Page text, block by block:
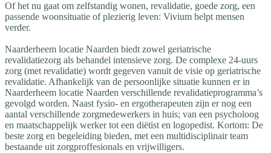
Of het nu gaat om zelfstandig wonen, revalidatie, goede zorg, een
passende woonsituatie of plezierig leven: Vivium helpt mensen
verder.
Naarderheem locatie Naarden biedt zowel geriatrische
revalidatiezorg als behandel intensieve zorg. De complexe 24-uurs
zorg (met revalidatie) wordt gegeven vanuit de visie op geriatrische
revalidatie. Afhankelijk van de persoonlijke situatie kunnen er in
Naarderheem locatie Naarden verschillende revalidatieprogramma’s
gevolgd worden. Naast fysio- en ergotherapeuten zijn er nog een
aantal verschillende zorgmedewerkers in huis; van een psycholoog
en maatschappelijk werker tot een diëtist en logopedist. Kortom: De
beste zorg en begeleiding bieden, met een multidisciplinair team
bestaande uit zorgproffesionals en vrijwilligers.